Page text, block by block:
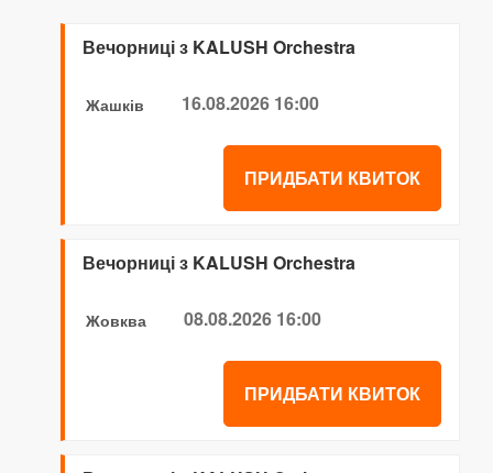
Вечорниці з KALUSH Orchestra
Жашків 16.08.2026 16:00
ПРИДБАТИ КВИТОК
Вечорниці з KALUSH Orchestra
Жовква 08.08.2026 16:00
ПРИДБАТИ КВИТОК